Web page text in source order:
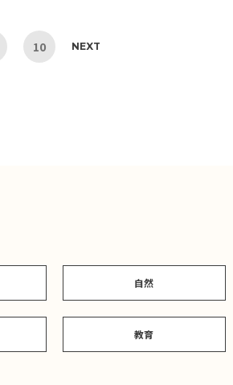
10 NEXT
自然
教育